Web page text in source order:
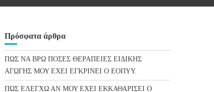
Πρόσφατα άρθρα
ΠΩΣ ΝΑ ΒΡΩ ΠΟΣΕΣ ΘΕΡΑΠΕΙΕΣ ΕΙΔΙΚΗΣ
ΑΓΩΓΗΣ ΜΟΥ ΕΧΕΙ ΕΓΚΡΙΝΕΙ Ο ΕΟΠΥΥ.
ΠΩΣ ΕΛΕΓΧΩ ΑΝ ΜΟΥ ΕΧΕΙ ΕΚΚΑΘΑΡΙΣΕΙ Ο